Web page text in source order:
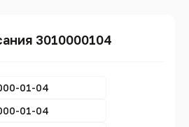
3010000104
01-04
01-04